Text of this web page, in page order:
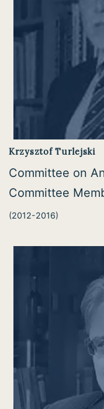
Krzysztof Turlejski
Committee on
Committee
(2012-2016)